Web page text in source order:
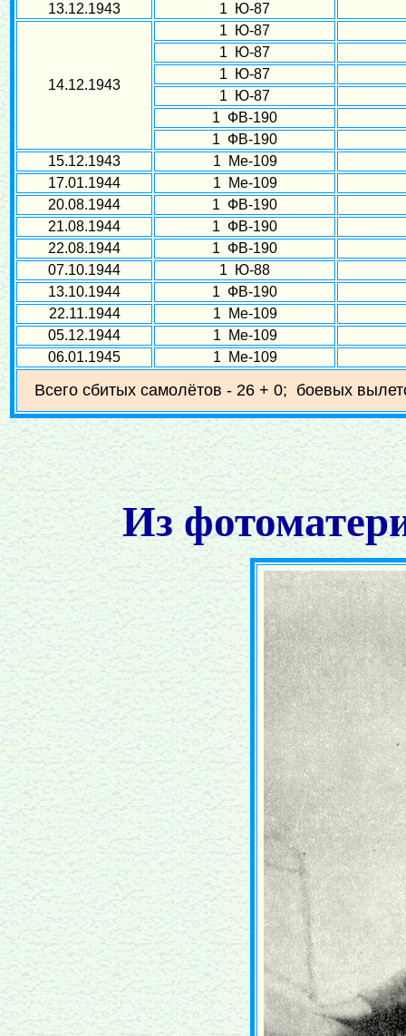
13.12.1943 1 Ю-87
14.12.1943
1 Ю-87
1 Ю-87
1 Ю-87
1 Ю-87
1 ФВ-190
1 ФВ-190
15.12.1943
1 Ме-109
17.01.1944
1 Ме-109
20.08.1944
1 ФВ-190
21.08.1944
1 ФВ-190
22.08.1944
1 ФВ-190
07.10.1944
1 Ю-88
13.10.1944
1 ФВ-190
22.11.1944
1 Ме-109
05.12.1944
1 Ме-109
06.01.1945
1 Ме-109
Всего сбитых самолётов - 26 + 0; боевых
Из